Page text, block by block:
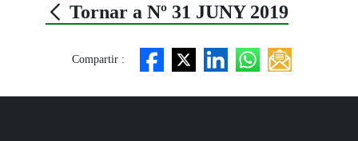
Tornar a Nº 31 JUNY 2019
Compartir :